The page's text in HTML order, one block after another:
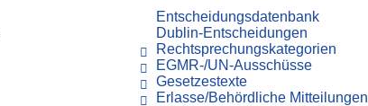
Entscheidungsdatenbank
Dublin-Entscheidungen
Rechtsprechungskategorien
EGMR-/UN-Ausschüsse
Gesetzestexte
Erlasse/Behördliche Mitteilungen